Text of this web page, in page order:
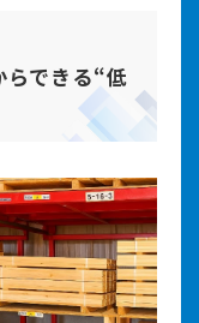
らできる“低